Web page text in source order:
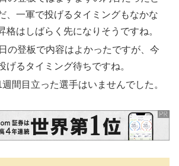
、一軍で投げるタイミングもなかな
格はしばらく先になりそうですね。
の登板で内容はよかったですが、今
げるタイミング待ちですね。
間目立った選手はいませんでした。